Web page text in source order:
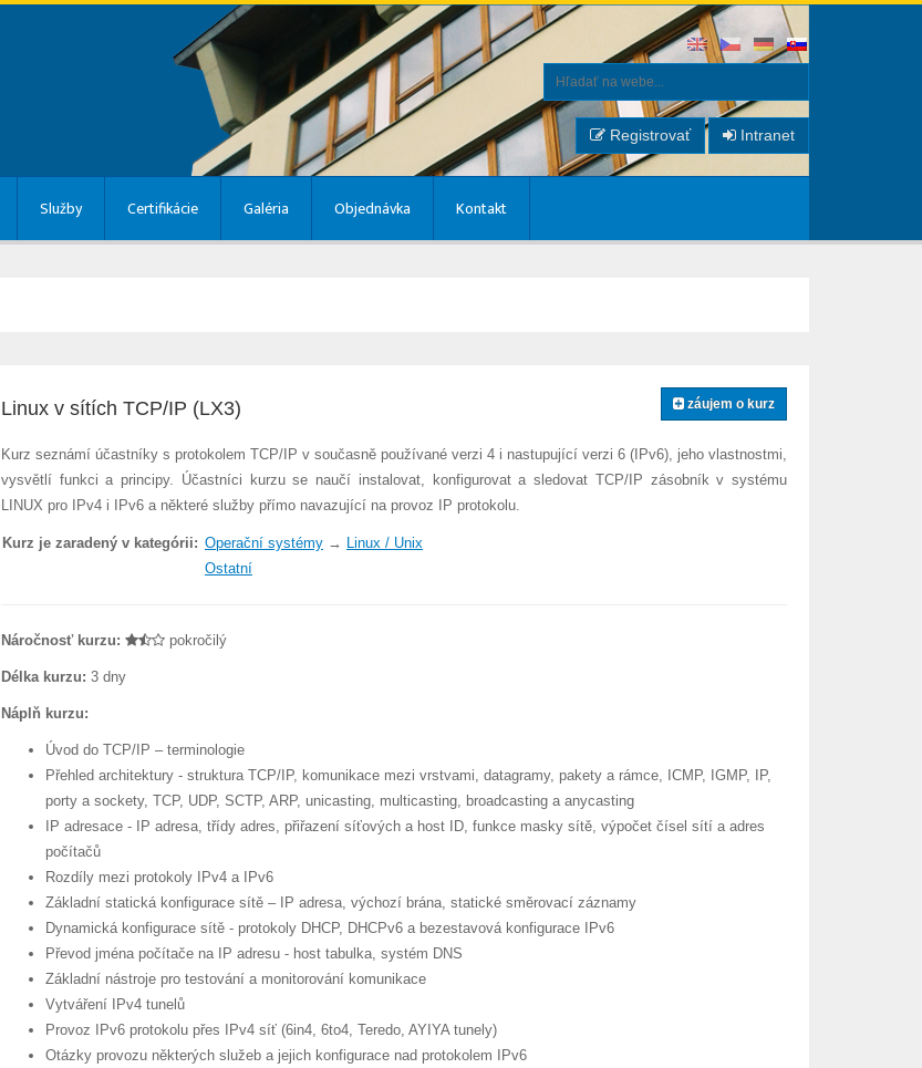
Registrovať Intranet
Služby Certifikácie Galéria Objednávka Kontakt
záujem o kurz
Linux v sítích TCP/IP (LX3)
Kurz seznámí účastníky s protokolem TCP/IP v současně používané verzi 4 i nastupující verzi 6 (IPv6), jeho vlastnostmi,
vysvětlí funkci a principy. Účastníci kurzu se naučí instalovat, konfigurovat a sledovat TCP/IP zásobník v systému
LINUX pro IPv4 i IPv6 a některé služby přímo navazující na provoz IP protokolu.
Kurz je zaradený v kategórii: Operační systémy→ Linux / Unix
Ostatní
Náročnosť kurzu: pokročilý
Délka kurzu: 3 dny
Náplň kurzu:
Úvod do TCP/IP – terminologie
Přehled architektury - struktura TCP/IP, komunikace mezi vrstvami, datagramy, pakety a rámce, ICMP, IGMP, IP,
porty a sockety, TCP, UDP, SCTP, ARP, unicasting, multicasting, broadcasting a anycasting
IP adresace - IP adresa, třídy adres, přiřazení síťových a host ID, funkce masky sítě, výpočet čísel sítí a adres
počítačů
Rozdíly mezi protokoly IPv4 a IPv6
Základní statická konfigurace sítě – IP adresa, výchozí brána, statické směrovací záznamy
Dynamická konfigurace sítě - protokoly DHCP, DHCPv6 a bezestavová konfigurace IPv6
Převod jména počítače na IP adresu - host tabulka, systém DNS
Základní nástroje pro testování a monitorování komunikace
Vytváření IPv4 tunelů
Provoz IPv6 protokolu přes IPv4 síť (6in4, 6to4, Teredo, AYIYA tunely)
Otázky provozu některých služeb a jejich konfigurace nad protokolem IPv6